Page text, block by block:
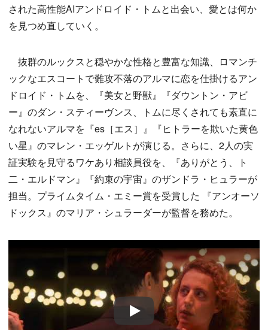
された高性能AIアンドロイド・トムと出会い、愛とは何か
を見つめ直していく。
抜群のルックスと穏やかな性格と豊富な知識、ロマンチ
ックなエスコートで難攻不落のアルマに恋を仕掛けるアン
ドロイド・トムを、『美女と野獣』『ダウントン・アビ
ー』のダン・スティーヴンス、トムに尽くされても素直に
なれないアルマを『es［エス］』『ヒトラーを欺いた黄色
い星』のマレン・エッゲルトが演じる。さらに、2人の実
証実験を見守るワケあり相談員役を、『ありがとう、ト
二・エルドマン』『約束の宇宙』のザンドラ・ヒュラーが
担当。プライムタイム・エミー賞を受賞した 『アンオーソ
ドックス』のマリア・シュラーダーが監督を務めた。
Play